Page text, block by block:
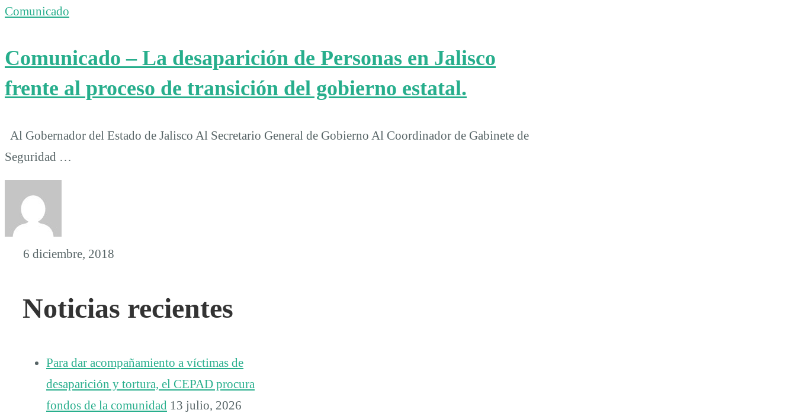
Comunicado
Comunicado – La desaparición de Personas en Jalisco
frente al proceso de transición del gobierno estatal.
Al Gobernador del Estado de Jalisco Al Secretario General de Gobierno Al Coordinador de Gabinete de
Seguridad …
6 diciembre, 2018
Noticias recientes
Para dar acompañamiento a víctimas de
desaparición y tortura, el CEPAD procura
fondos de la comunidad 13 julio, 2026